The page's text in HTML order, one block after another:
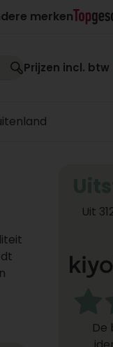
merken
Prijzen incl. btw
Uit
De